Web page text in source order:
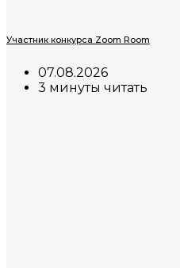
Участник конкурса Zoom Room
07.08.2026
3 минуты читать